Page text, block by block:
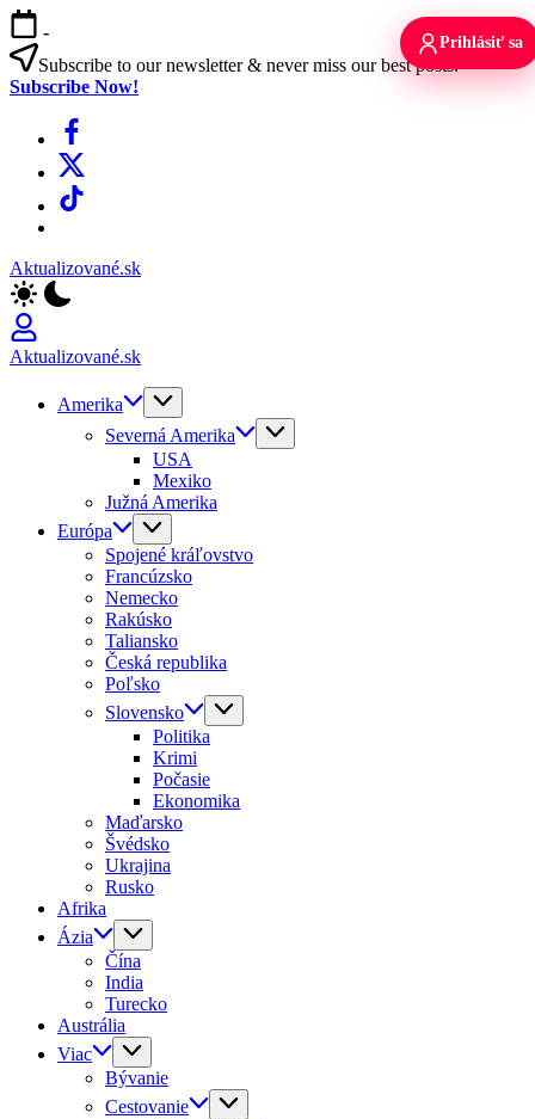
Skip
to
content
-
Subscribe to our newsletter & never miss our best posts.
Subscribe Now!
Facebook
X
TikTok
Aktualizované.sk
Aktualizované.sk
Amerika
Severná Amerika
USA
Mexiko
Južná Amerika
Európa
Spojené kráľovstvo
Francúzsko
Nemecko
Rakúsko
Taliansko
Česká republika
Poľsko
Slovensko
Politika
Krimi
Počasie
Ekonomika
Maďarsko
Švédsko
Ukrajina
Rusko
Afrika
Ázia
Čína
India
Turecko
Austrália
Viac
Bývanie
Cestovanie
Prihlásiť sa